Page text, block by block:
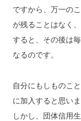
ですから、万一の
が残ることはなく
すると、その後は
なるのです。
自分にもしものこ
に加入すると思い
しかし、団体信用